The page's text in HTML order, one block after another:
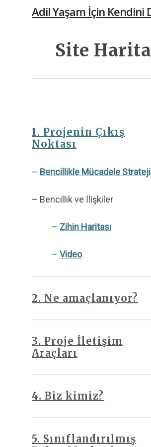
Adil Yaşam İçin Kendini
Site
1. Projenin Çıkış
Noktası
– Bencillikle Mücadele
– Bencillik ve İlişkiler
– Zihin Haritası
–Video
2. Ne amaçlanıyor?
varılmak isteniyor?
3. Proje İletişim
Araçları
– Mesajlar
4. Biz kimiz?
5. Sınıflandırılmış